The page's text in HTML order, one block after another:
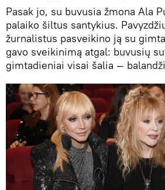
Pasak jo, su buvusia žmona Ala
palaiko šiltus santykius.
žurnalistus pasveikino ją su
gavo sveikinimą atgal: buvusių
gimtadieniai visai šalia —